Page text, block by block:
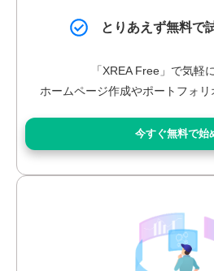
とりあえず無料で
「XREA Free」で気軽
ホームページ作成やポートフォリ
今すぐ無料で始